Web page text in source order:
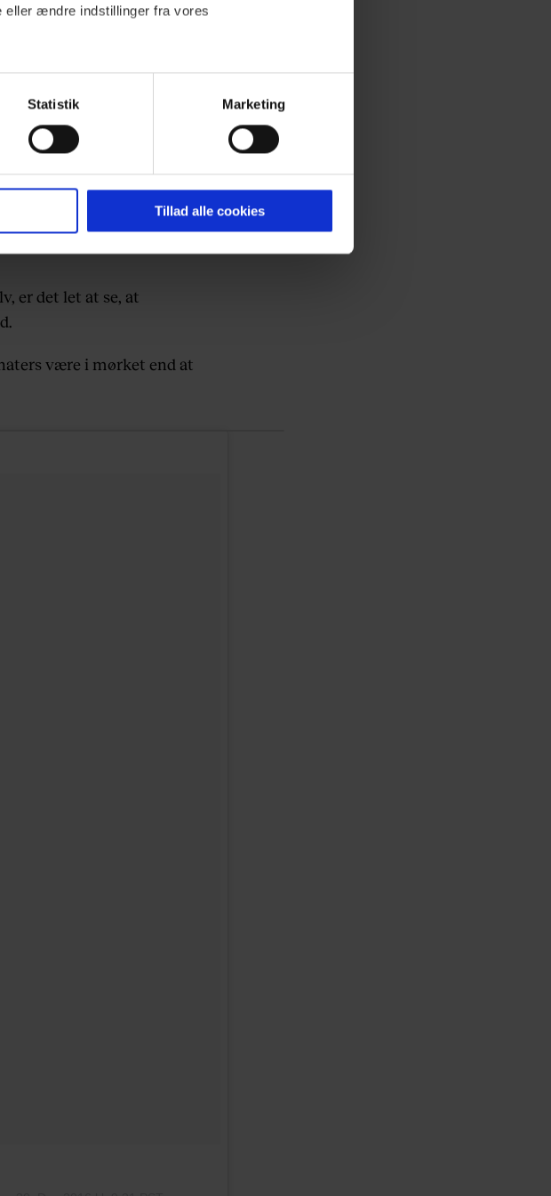
ændre indstillinger fra vores
og finansiere relevant journalistisk indhold til dig.
og til at vise dig funktioner i forbindelse med
cookiepolitik. Du kan læse mere om vores
i forbindelse hermed i både
Statistik Marketing
Tillad alle cookies
og BAPE på grund af de
Og garderoben, der
er det let at se, at
være i mørket end at